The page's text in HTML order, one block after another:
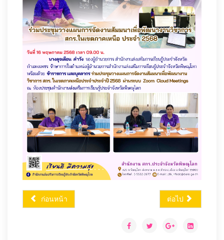
ก่อนหน้า ต่อไป